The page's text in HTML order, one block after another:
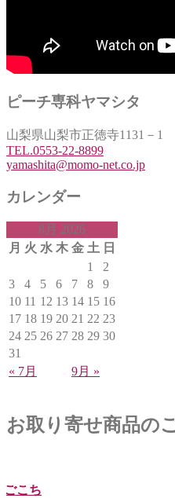
ピーチ専科ヤマシタ
山梨県山梨市正徳寺1131－1
TEL.0553-22-8899
yamashita@momo-net.co.jp
カレンダー
8月 2026
月 火 水 木 金 土 日
1
2
3
4 5 6 7 8
9
10 11 12 13 14 15 16
17 18 19 20 21 22 23
24 25 26 27 28 29 30
31
« 7月
9月 »
お取り寄せ商品の
こち